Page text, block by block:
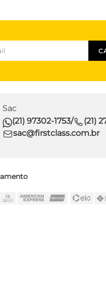
Sac
(21) 97302-1753/
(21)
sac@firstclass.com.br